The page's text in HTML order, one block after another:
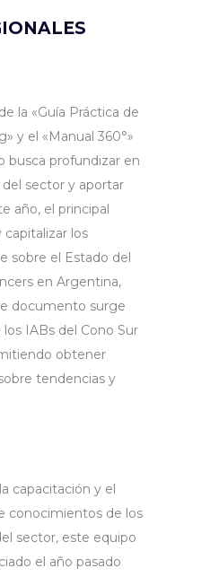
la «Guía Práctica de
y el «Manual 360°»
busca profundizar en
sector y aportar
año, el principal
capitalizar los
sobre el Estado del
en Argentina,
documento surge
IABs del Cono Sur
obtener
tendencias y
capacitación y el
conocimientos de los
sector, este equipo
el año pasado